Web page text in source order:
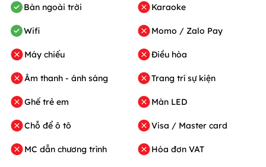
Bàn ngoài trời
Wifi
Máy chiếu
Âm thanh - ánh sáng
Ghế trẻ em
Chỗ để ô tô
MC dẫn chương trình
Karaoke
Momo / Zalo Pay
Điều hòa
Trang trí sự kiện
Màn LED
Visa / Master card
Hóa đơn VAT